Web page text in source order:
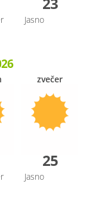
Jasno
zvečer
25
Jasno